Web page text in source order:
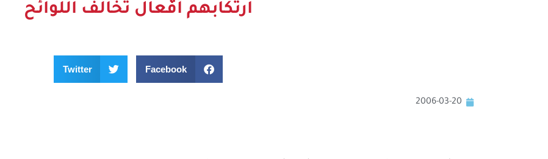
ارتكابهم أفعال تخالف اللوائح
Facebook
Twitter
2006-03-20